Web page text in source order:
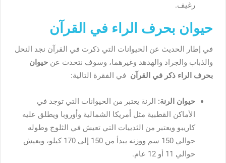
رغيف.
حيوان بحرف الراء في القرآن
في إطار الحديث عن الحيوانات التي ذكرت في القرآن نجد النحل
والذباب والجراد والهدهد وغيرهما، وسوف نتحدث عن حيوان
بحرف الراء ذكر في القرآن في الفقرة التالية:
حيوان الرنة: الرنة يعتبر من الحيوانات التي توجد في
الأماكن القطبية مثل أمريكا الشمالية وأوروبا ويطلق عليه
كاريبو ويعتبر من الثدييات التي تعيش في الثلوج وطوله
حوالي 150 سم ووزنه يبدأ من 150 إلى 170 كيلو، ويعيش
حوالي 11 أو 12 عام.